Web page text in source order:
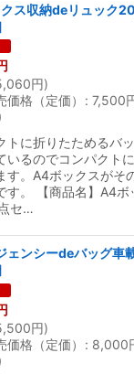
ス収納deリュック
円)
価格（定価）
: 7,500
トに折りたためるバ
いるのでコンパクト
す。A4ボックスがそ
す。 【商品名】A4ボ
セ…
ェンシーdeバッグ車
円)
価格（定価）
: 8,000